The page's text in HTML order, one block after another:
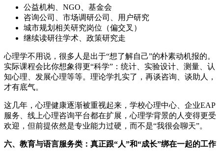
公益机构、NGO、基金会
咨询公司、市场调研公司、用户研究
城市规划相关研究岗位（偏交叉）
继续读研往学术、政策研究走
心理学不用说，很多人是出于“想了解自己”的朴素动机报的。
实际课程会比你想象得更“科学”：统计、实验设计、测量、认
知心理、发展心理等等。理论学扎实了，再谈咨询、谈助人，
才有底气。
这几年，心理健康逐渐被重视起来，学校心理中心、企业EAP
服务、线上心理咨询平台都在扩展，心理学背景的人变得更受
欢迎，但前提依然是专业能力过硬，而不是“我很会聊天”。
六、教育与语言服务类：真正跟“人”和“成长”绑在一起的工作